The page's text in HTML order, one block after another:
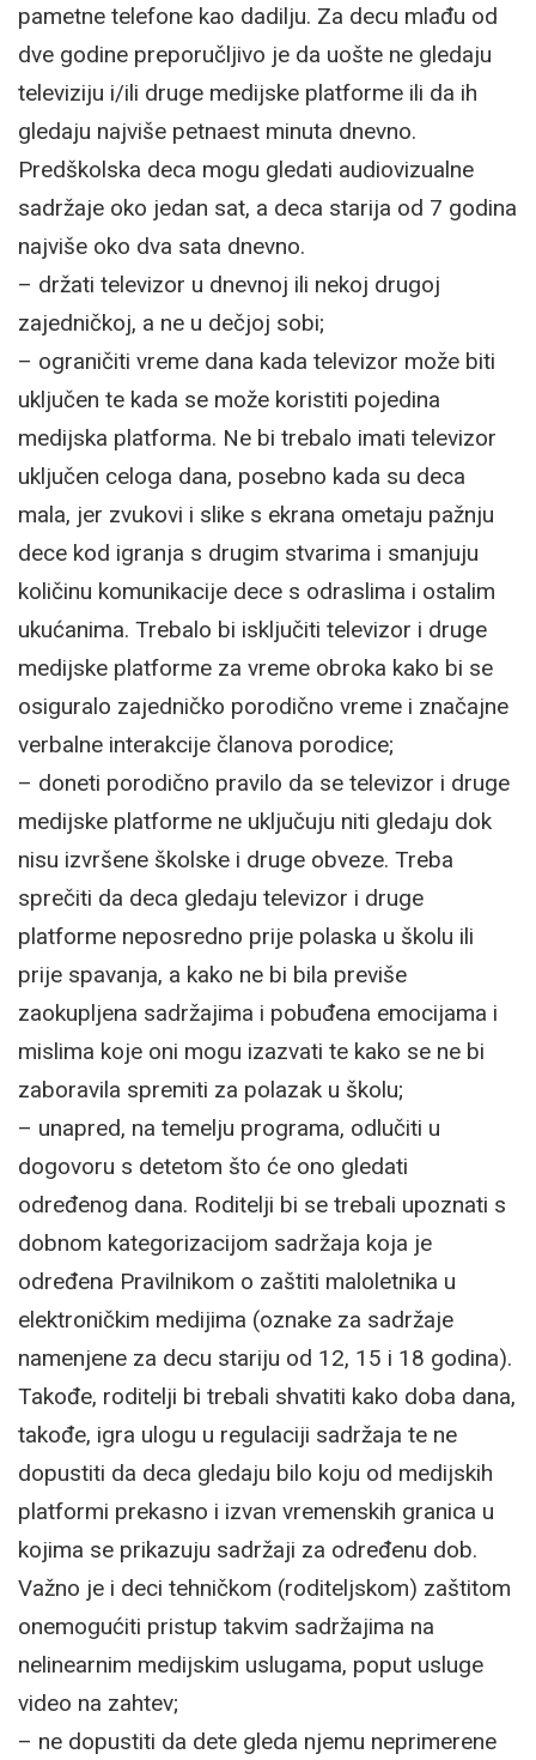
pametne telefone kao dadilju. Za decu mlađu od
dve godine preporučljivo je da uošte ne gledaju
televiziju i/ili druge medijske platforme ili da ih
gledaju najviše petnaest minuta dnevno.
Predškolska deca mogu gledati audiovizualne
sadržaje oko jedan sat, a deca starija od 7 godina
najviše oko dva sata dnevno.
– držati televizor u dnevnoj ili nekoj drugoj
zajedničkoj, a ne u dečjoj sobi;
– ograničiti vreme dana kada televizor može biti
uključen te kada se može koristiti pojedina
medijska platforma. Ne bi trebalo imati televizor
uključen celoga dana, posebno kada su deca
mala, jer zvukovi i slike s ekrana ometaju pažnju
dece kod igranja s drugim stvarima i smanjuju
količinu komunikacije dece s odraslima i ostalim
ukućanima. Trebalo bi isključiti televizor i druge
medijske platforme za vreme obroka kako bi se
osiguralo zajedničko porodično vreme i značajne
verbalne interakcije članova porodice;
– doneti porodično pravilo da se televizor i druge
medijske platforme ne uključuju niti gledaju dok
nisu izvršene školske i druge obveze. Treba
sprečiti da deca gledaju televizor i druge
platforme neposredno prije polaska u školu ili
prije spavanja, a kako ne bi bila previše
zaokupljena sadržajima i pobuđena emocijama i
mislima koje oni mogu izazvati te kako se ne bi
zaboravila spremiti za polazak u školu;
– unapred, na temelju programa, odlučiti u
dogovoru s detetom što će ono gledati
određenog dana. Roditelji bi se trebali upoznati s
dobnom kategorizacijom sadržaja koja je
određena Pravilnikom o zaštiti maloletnika u
elektroničkim medijima (oznake za sadržaje
namenjene za decu stariju od 12, 15 i 18 godina).
Takođe, roditelji bi trebali shvatiti kako doba dana,
takođe, igra ulogu u regulaciji sadržaja te ne
dopustiti da deca gledaju bilo koju od medijskih
platformi prekasno i izvan vremenskih granica u
kojima se prikazuju sadržaji za određenu dob.
Važno je i deci tehničkom (roditeljskom) zaštitom
onemogućiti pristup takvim sadržajima na
nelinearnim medijskim uslugama, poput usluge
video na zahtev;
– ne dopustiti da dete gleda njemu neprimerene